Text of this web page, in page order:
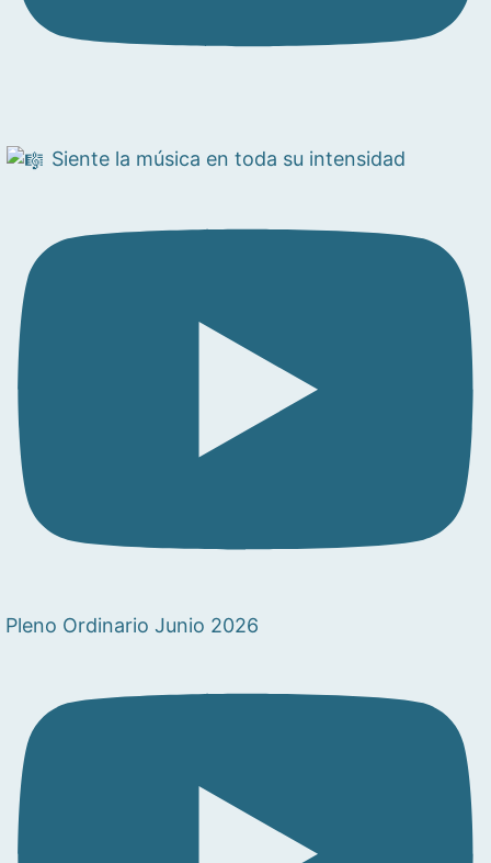
Siente la música en toda su intensidad
Pleno Ordinario Junio 2026